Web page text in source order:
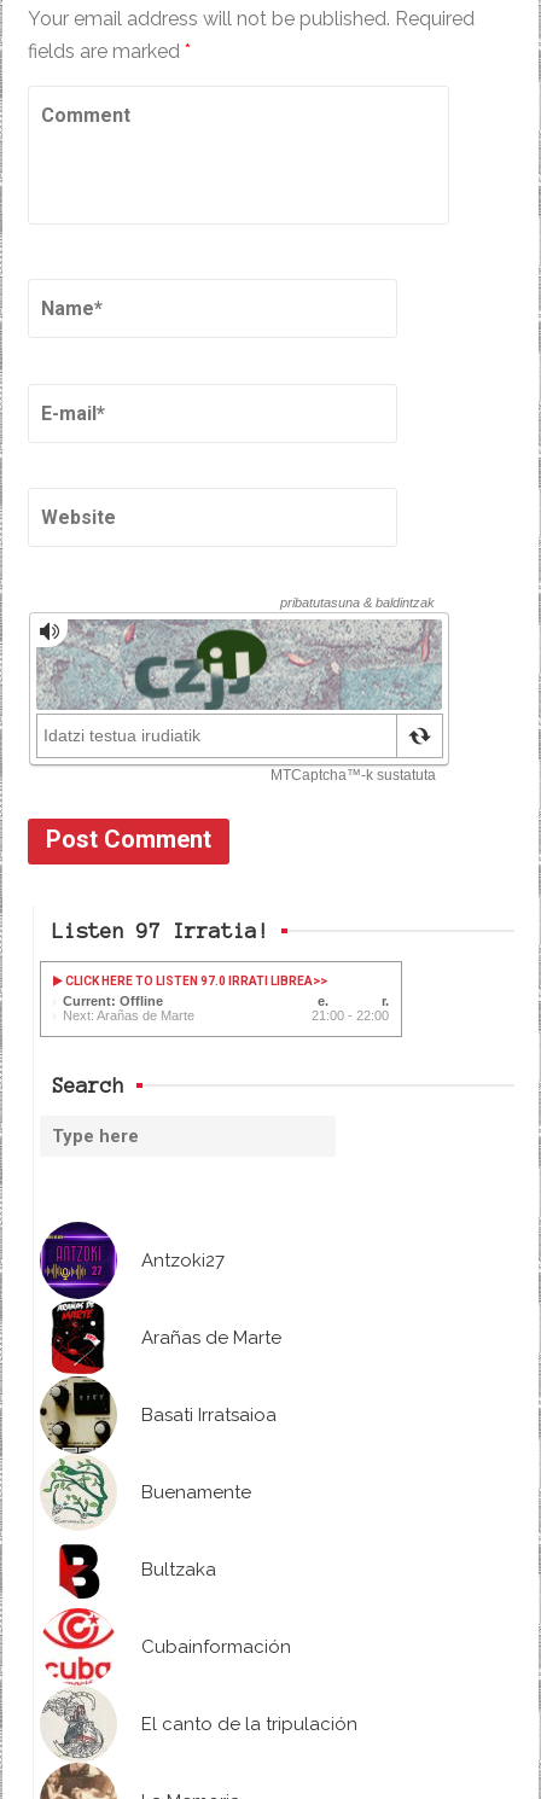
Your email address will not be published. Required
fields are marked*
Listen 97 Irratia!
CLICK HERE TO LISTEN 97.0 IRRATI LIBREA>>
Current: Offline
Next: Arañas de Marte
21:00 - 22:00
Search
Antzoki27
Arañas de Marte
Basati Irratsaioa
Buenamente
Bultzaka
Cubainformación
El canto de la tripulación